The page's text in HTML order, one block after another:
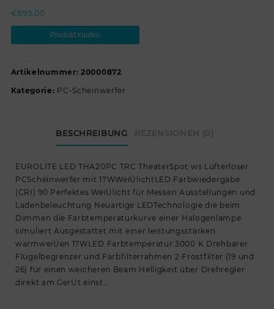
€899,00
Produkt kaufen
Artikelnummer: 20000872
Kategorie: PC-Scheinwerfer
BESCHREIBUNG REZENSIONEN (0)
EUROLITE LED THA20PC TRC TheaterSpot ws Lüfterloser
PCScheinwerfer mit 17WWeiÜlichtLED Farbwiedergabe
(CRI) 90 Perfektes WeiÜlicht für Messen Ausstellungen und
Ladenbeleuchtung Neuartige LEDTechnologie die beim
Dimmen die Farbtemperaturkurve einer Halogenlampe
simuliert Ausgestattet mit einer leistungsstarken
warmweiÜen 17WLED Farbtemperatur 3000 K Drehbarer
Flügelbegrenzer und Farbfilterrahmen 2 Frostfilter (19 und
26) für einen weicheren Beam Helligkeit über Drehregler
direkt am GerÜt einst…